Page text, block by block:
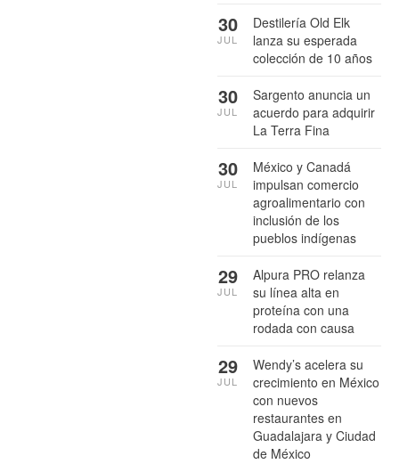
Destilería Old Elk
lanza su esperada
colección de 10 años
30
JUL
Sargento anuncia un
acuerdo para adquirir
La Terra Fina
30
JUL
México y Canadá
impulsan comercio
agroalimentario con
inclusión de los
pueblos indígenas
30
JUL
Alpura PRO relanza
su línea alta en
proteína con una
rodada con causa
29
JUL
Wendy’s acelera su
crecimiento en México
con nuevos
restaurantes en
Guadalajara y Ciudad
de México
29
JUL